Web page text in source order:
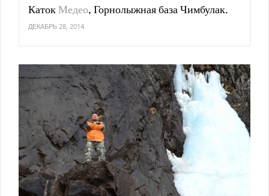
КатокМедео, Горнолыжная база Чимбулак.
ДЕКАБРЬ 28, 2014